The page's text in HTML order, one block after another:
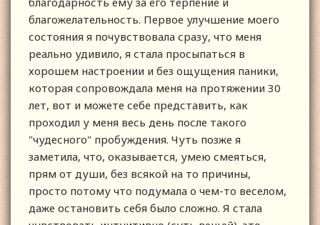
благожелательность. Первое улучшение моего
состояния я почувствовала сразу, что меня
реально удивило, я стала просыпаться в
хорошем настроении и без ощущения паники,
которая сопровождала меня на протяжении 30
лет, вот и можете себе представить, как
проходил у меня весь день после такого
"чудесного" пробуждения. Чуть позже я
заметила, что, оказывается, умею смеяться,
прям от души, без всякой на то причины,
просто потому что подумала о чем-то веселом,
даже остановить себя было сложно. Я стала